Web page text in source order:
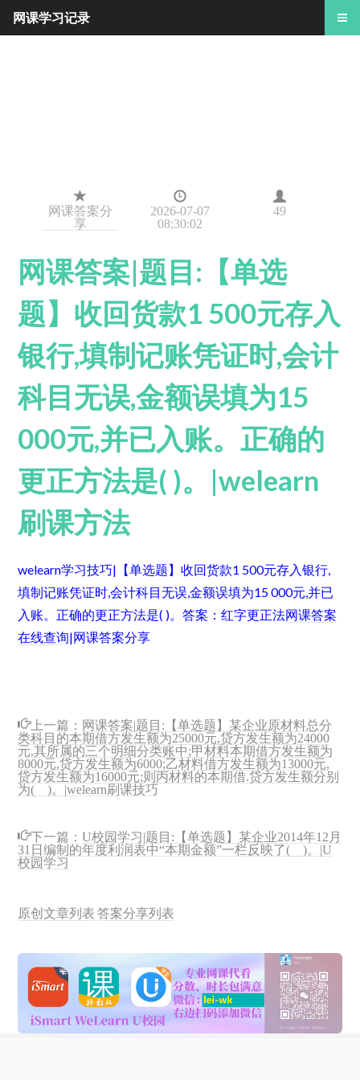
网课答案分
享
2026-07-07
08:30:02
49
网课答案|题目:【单选
题】收回货款1 500元存入
银行,填制记账凭证时,会计
科目无误,金额误填为15
000元,并已入账。正确的
更正方法是( )。|welearn
刷课方法
welearn学习技巧|【单选题】收回货款1 500元存入银行,
填制记账凭证时,会计科目无误,金额误填为15 000元,并已
入账。正确的更正方法是( )。答案：红字更正法网课答案
在线查询|网课答案分享
上一篇： 网课答案|题目:【单选题】某企业原材料总分
类科目的本期借方发生额为25000元,贷方发生额为24000
元,其所属的三个明细分类账中;甲材料本期借方发生额为
8000元,贷方发生额为6000;乙材料借方发生额为13000元,
贷方发生额为16000元;则丙材料的本期借.贷方发生额分别
为( )。|welearn刷课技巧
下一篇：U校园学习|题目:【单选题】某企业2014年12月
31日编制的年度利润表中“本期金额”一栏反映了( )。|U
校园学习
原创文章列表 答案分享列表
网课学习记录